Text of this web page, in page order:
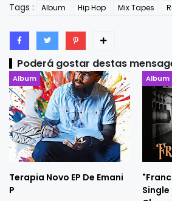
Tags : Album Hip Hop Mix Tapes
Poderá gostar destas
Album
Terapia Novo EP De Emani
P
Album